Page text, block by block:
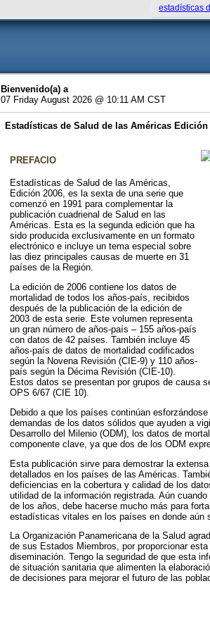
estadísticas
Bienvenido(a) a
07 Friday August 2026 @ 10:11 AM CST
Estadísticas de Salud de las Américas Edición
PREFACIO
Estadísticas de Salud de las Américas,
Edición 2006, es la sexta de una serie que
comenzó en 1991 para complementar la
publicación cuadrienal de Salud en las
Américas. Esta es la segunda edición que ha
sido producida exclusivamente en un formato
electrónico e incluye un tema especial sobre
las diez principales causas de muerte en 31
países de la Región.
La edición de 2006 contiene los datos de
mortalidad de todos los años-país, recibidos
después de la publicación de la edición de
2003 de esta serie. Este volumen representa
un gran número de años-país – 155 años-país
con datos de 42 países. También incluye 45
años-país de datos de mortalidad codificados
según la Novena Revisión (CIE-9) y 110 años-
país según la Décima Revisión (CIE-10).
Estos datos se presentan por grupos de causa
OPS 6/67 (CIE 10).
Debido a que los países continúan
demandas de los datos sólidos que ayuden a
Desarrollo del Milenio (ODM), los datos de
componente clave, ya que dos de los ODM
Esta publicación sirve para demostrar la
detallados en los países de las Américas.
deficiencias en la cobertura y calidad de los
utilidad de la información registrada. Aún
de los años, debe hacerse mucho más para
estadísticas vitales en los países en donde aún
La Organización Panamericana de la Salud
de sus Estados Miembros, por proporcionar
diseminación. Tengo la seguridad de que esta
de situación sanitaria que alimenten la
de decisiones para mejorar el futuro de las